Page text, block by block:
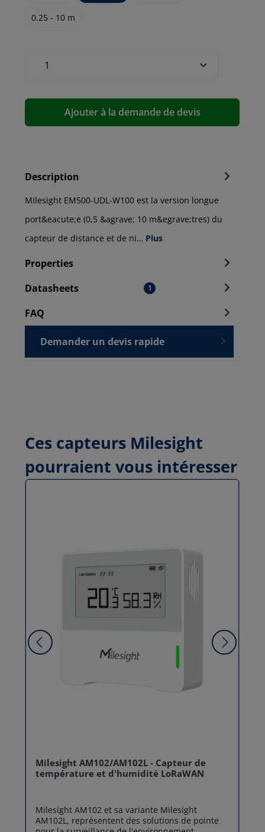
0.25 - 10 m
Ajouter à la demande de devis
Description
Milesight EM500-UDL-W100 est la version longue
port&eacute;e (0,5 &agrave; 10 m&egrave;tres) du
capteur de distance et de ni… Plus
Properties
Datasheets
1
FAQ
Demander un devis rapide
Ces capteurs Milesight
pourraient vous intéresser
Milesight AM102/AM102L - Capteur de
température et d'humidité LoRaWAN
Milesight AM102 et sa variante Milesight
AM102L, représentent des solutions de pointe